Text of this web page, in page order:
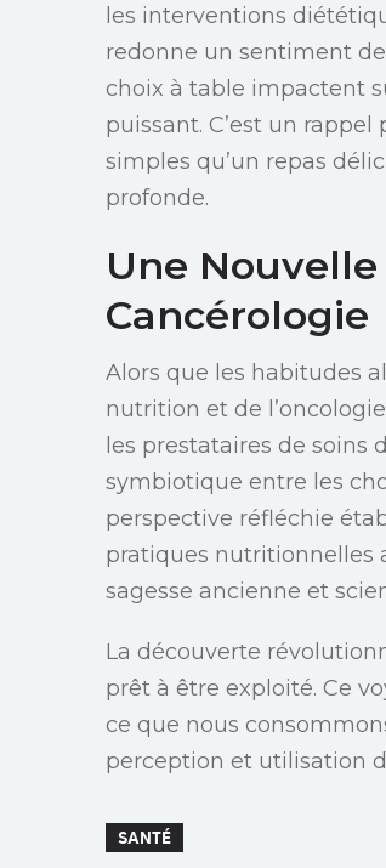
les interventions
redonne un sentiment
choix à table impactent
puissant. C’est un
simples qu’un repas
profonde.
Une
Cancérologie
Alors que les habitudes
nutrition et de
les prestataires de soins
symbiotique entre les
perspective réfléchie
pratiques nutritionnelles
sagesse ancienne et
La découverte
prêt à être exploité. Ce
ce que nous
perception et utilisation
SANTÉ